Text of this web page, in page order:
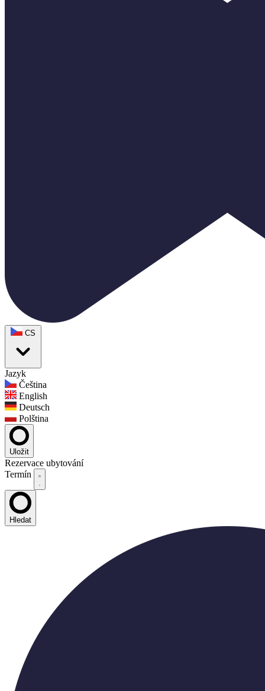
CS
Jazyk
Čeština
English
Deutsch
Polština
Uložit
Rezervace ubytování
Termín
Hledat